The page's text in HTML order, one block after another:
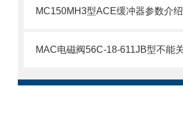
MC150MH3型ACE缓冲器参数介绍